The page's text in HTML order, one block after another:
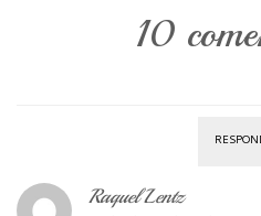
10
Raquel Lentz